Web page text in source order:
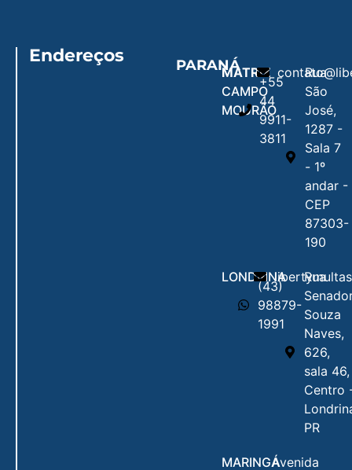
Endereços PARANÁMATRIZ
CAMPO
MOURÃO
+55
44
9911-
3811
Rua
São
José,
1287 -
Sala 7
- 1º
andar -
CEP
87303-
190
LONDRINA
(43)
98879-
1991
Rua
Souza
Naves,
626,
sala 46,
Centro
PR
MARINGÁAvenida